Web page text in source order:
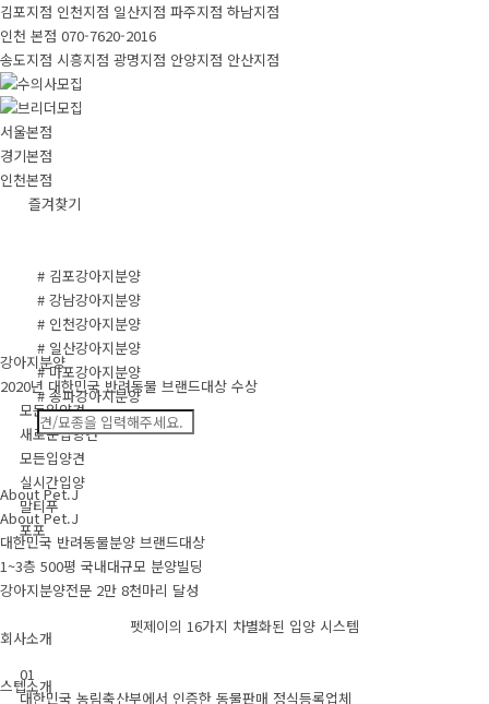
김포지점 인천지점 일산지점 파주지점 하남지점
인천 본점 070-7620-2016
송도지점 시흥지점 광명지점 안양지점 안산지점
서울본점
경기본점
인천본점
즐겨찾기
# 김포강아지분양
# 강남강아지분양
# 인천강아지분양
# 일산강아지분양
# 마포강아지분양
# 송파강아지분양
About Pet.J
About Pet.J
대한민국 반려동물분양 브랜드대상
1~3층 500평 국내대규모 분양빌딩
강아지분양전문 2만 8천마리 달성
회사소개
스텝소개
강아지분양
2020년 대한민국 반려동물 브랜드대상 수상
모든입양견
새로운입양견
모든입양견
실시간입양
말티푸
포포
펫제이의 16가지 차별화된 입양 시스템
01
대한민국 농림축산부에서 인증한 동물판매 정식등록업체